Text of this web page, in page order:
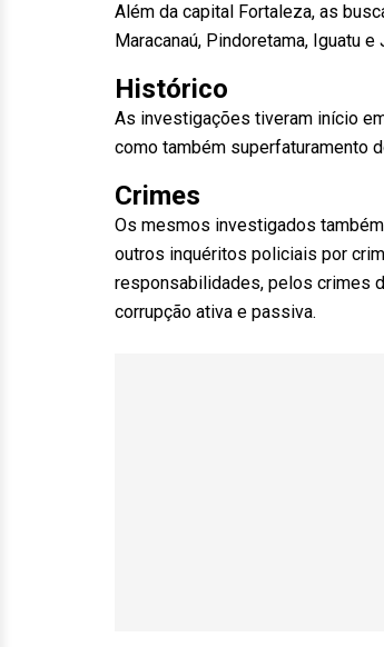
Além da capital Fortaleza, as
Maracanaú, Pindoretama, Iguatu e
Histórico
As investigações tiveram início
como também superfaturamento
Crimes
Os mesmos investigados
outros inquéritos policiais por
responsabilidades, pelos crimes
corrupção ativa e passiva.